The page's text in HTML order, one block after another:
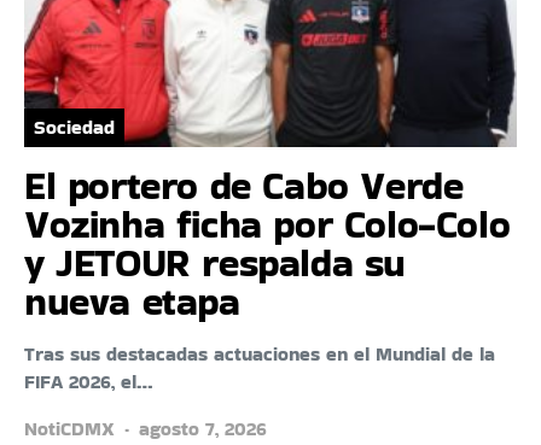
Sociedad
El portero de Cabo Verde
Vozinha ficha por Colo-Colo
y JETOUR respalda su
nueva etapa
Tras sus destacadas actuaciones en el Mundial de la
FIFA 2026, el…
NotiCDMX
agosto 7, 2026